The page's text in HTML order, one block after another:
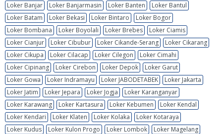
Loker Banjar
Loker Banjarmasin Loker Banten
Loker Bantul
Loker Batam
Loker Bekasi Loker Bintaro
Loker Bogor
Loker Bombana
Loker Boyolali Loker Brebes
Loker Ciamis
Loker Cianjur
Loker Cibubur Loker Cikande-Serang
Loker Cikarang
Loker Cikupa
Loker Cilacap Loker Cilegon
Loker Cimahi
Loker Cipinang
Loker Cirebon Loker Depok
Loker Garut
Loker Gowa
Loker Indramayu Loker JABODETABEK
Loker Jakarta
Loker Jatim
Loker Jepara Loker Jogja
Loker Karanganyar
Loker Karawang
Loker Kartasura Loker Kebumen
Loker Kendal
Loker Kendari
Loker Klaten Loker Kolaka
Loker Kotaraya
Loker Kudus
Loker Kulon Progo Loker Lombok
Loker Magelang